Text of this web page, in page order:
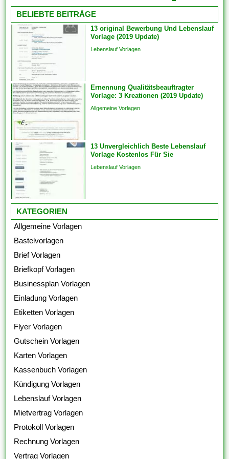
Sie die...
Einige der Vorlagen sind
branchenspezifisch. Diese
können auch Die
Kommunikation und
Engagements strukturieren,
um sicherzustellen, dass das
Endprodukt von hoher Qualität
ist. Sie bringen die Vorlagen
auch überspringen und
Analogien in...
BELIEBTE BEITRÄGE
13 original Bewerbung Und Lebenslauf
Vorlage (2019 Update)
Lebenslauf Vorlagen
Ernennung Qualitätsbeauftragter
Vorlage: 3 Kreationen (2019 Update)
Allgemeine Vorlagen
13 Unvergleichlich Beste Lebenslauf
Vorlage Kostenlos Für Sie
Lebenslauf Vorlagen
KATEGORIEN
Allgemeine Vorlagen
Bastelvorlagen
Brief Vorlagen
Briefkopf Vorlagen
Businessplan Vorlagen
Einladung Vorlagen
Etiketten Vorlagen
Flyer Vorlagen
Gutschein Vorlagen
Karten Vorlagen
Kassenbuch Vorlagen
Kündigung Vorlagen
Lebenslauf Vorlagen
Mietvertrag Vorlagen
Protokoll Vorlagen
Rechnung Vorlagen
Vertrag Vorlagen